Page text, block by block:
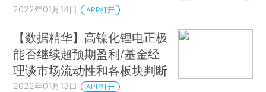
2022年01月14日 APP打开
【数据精华】高镍化锂电正极
能否继续超预期盈利/基金经
理谈市场流动性和各板块判断
2022年01月13日 APP打开